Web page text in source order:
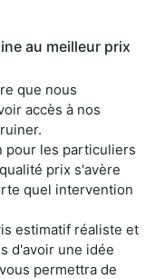
au meilleur prix
que nous
accès à nos
pour les particuliers
prix s'avère
quel intervention
estimatif réaliste et
d'avoir une idée
permettra de